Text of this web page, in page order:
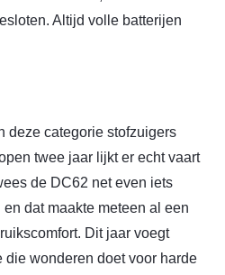
Altijd volle batterijen
deze categorie stofzuigers
twee jaar lijkt er echt vaart
de DC62 net even iets
dat maakte meteen al een
Dit jaar voegt
die wonderen doet voor harde